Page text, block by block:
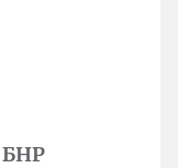
БНР